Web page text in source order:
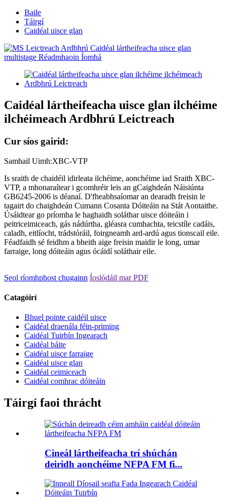
Baile
Táirgí
Caidéal uisce glan
Caidéal lártheifeacha uisce glan ilchéime
ilchéimeach Ardbhrú Leictreach
Cur síos gairid:
Samhail Uimh:XBC-VTP
Is sraith de chaidéil idirleata ilchéime, aonchéime iad Sraith XBC-
VTP, a mhonaraítear i gcomhréir leis an gCaighdeán Náisiúnta
GB6245-2006 is déanaí. D'fheabhsaíomar an dearadh freisin le
tagairt do chaighdeán Cumann Cosanta Dóiteáin na Stát Aontaithe.
Úsáidtear go príomha le haghaidh soláthar uisce dóiteáin i
peitriceimiceach, gás nádúrtha, gléasra cumhachta, teicstíle cadáis,
caladh, eitlíocht, trádstóráil, foirgneamh ard-ardú agus tionscail eile.
Féadfaidh sé feidhm a bheith aige freisin maidir le long, umar
farraige, long dóiteáin agus ócáidí soláthair eile.
Seol ríomhphost chugainn Íoslódáil mar PDF
Catagóirí
Bhuel pointe caidéil uisce
Caidéal draenála féin-priming
Caidéal Tuirbín Ingearach
Caidéal báite
Caidéal uisce farraige
Caidéal uisce glan
Caidéal ceimiceach
Caidéal comhrac dóiteáin
Táirgí faoi thrácht
Cineál lártheifeacha trí shúchán
deiridh aonchéime NFPA FM fi...